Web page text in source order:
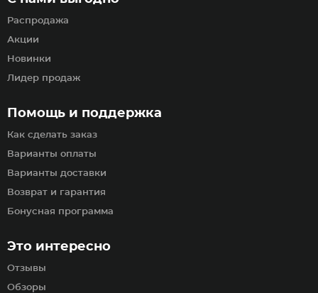
Помощь и поддержка
Как сделать заказ
Варианты оплаты
Варианты доставки
Возврат и гарантия
Бонусная программа
Распродажа
Акции
Новинки
Лидер продаж
Это интересно
Отзывы
Обзоры